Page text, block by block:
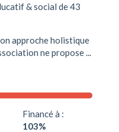
& social de 43
approche holistique
ne propose ...
Financé à :
103%